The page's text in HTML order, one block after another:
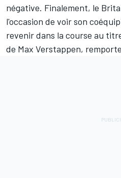
négative. Finalement, le
l'occasion de voir son
revenir dans la course au
de Max Verstappen,